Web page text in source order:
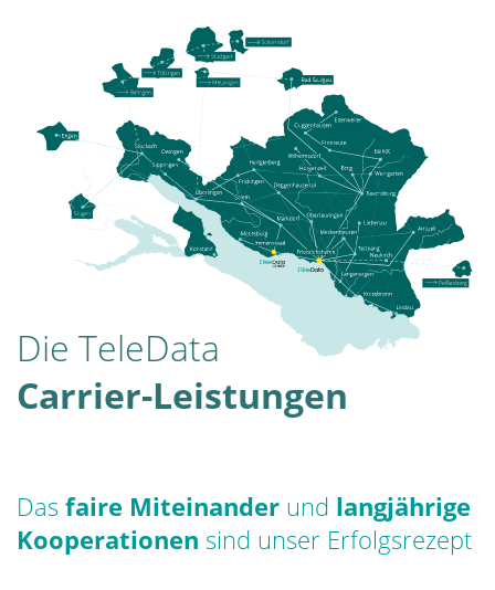
Die TeleData
Carrier-Leistungen
Das faire Miteinander und langjährige
Kooperationen sind unser Erfolgsrezept